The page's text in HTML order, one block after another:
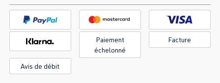
Paiement
échelonné
Facture
Avis de débit